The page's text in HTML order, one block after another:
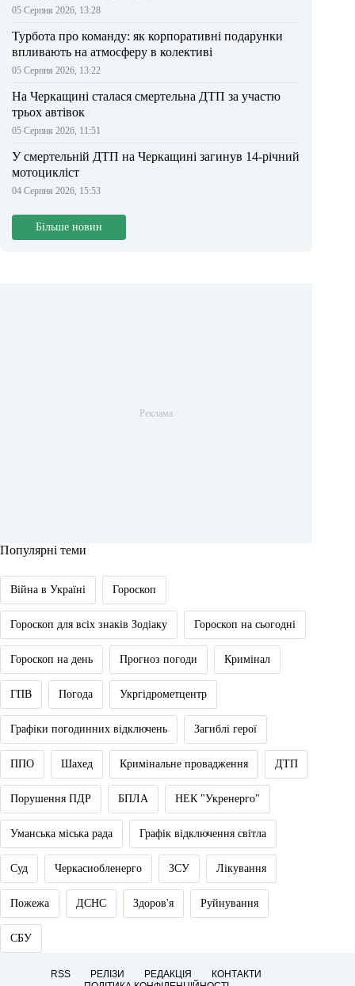
05 Серпня 2026, 13:28
Турбота про команду: як корпоративні подарунки
впливають на атмосферу в колективі
05 Серпня 2026, 13:22
На Черкащині сталася смертельна ДТП за участю
трьох автівок
05 Серпня 2026, 11:51
У смертельній ДТП на Черкащині загинув 14-річний
мотоцикліст
04 Серпня 2026, 15:53
Більше новин
Популярні теми
Війна в Україні Гороскоп
Гороскоп для всіх знаків Зодіаку Гороскоп на сьогодні
Гороскоп на день Прогноз погоди Кримінал
ГПВ Погода Укргідрометцентр
Графіки погодинних відключень Загиблі герої
ППО Шахед Кримінальне провадження ДТП
Порушення ПДР БПЛА НЕК "Укренерго"
Уманська міська рада Графік відключення світла
Суд Черкасиобленерго ЗСУ Лікування
Пожежа ДСНС Здоров'я Руйнування
СБУ
RSS РЕЛІЗИ РЕДАКЦІЯ
КОНТАКТИ